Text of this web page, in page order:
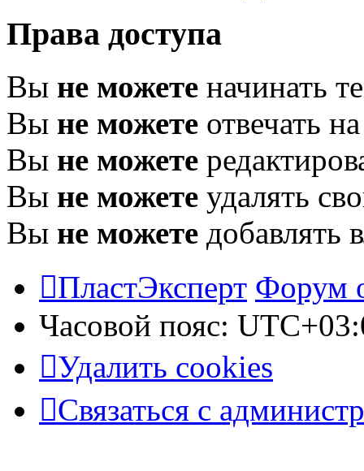
Права доступа
Вы не можете начинать
Вы не можете отвечать
Вы не можете
Вы не можете удалять
Вы не можете добавлять
ПластЭксперт Форум
Часовой пояс:
Удалить cookies
Связаться с